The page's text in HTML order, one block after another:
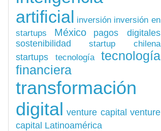
artificial inversión inversión en
startups
México pagos digitales
sostenibilidad startup chilena
startups tecnología
tecnología
financiera
transformación
digital venture capital venture
capital Latinoamérica